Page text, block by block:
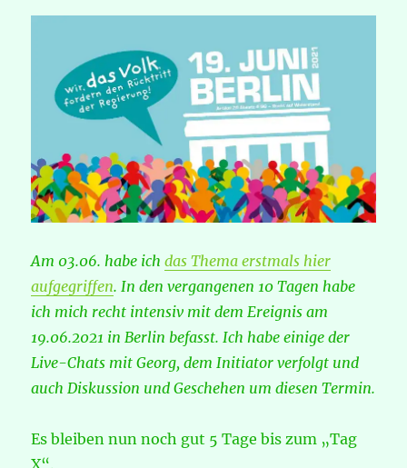
es!
Am 03.06. habe ichdas Thema erstmals hier
aufgegriffen. In den vergangenen 10 Tagen habe
ich mich recht intensiv mit dem Ereignis am
19.06.2021 in Berlin befasst. Ich habe einige der
Live-Chats mit Georg, dem Initiator verfolgt und
auch Diskussion und Geschehen um diesen Termin.
Es bleiben nun noch gut 5 Tage bis zum „Tag
X“.